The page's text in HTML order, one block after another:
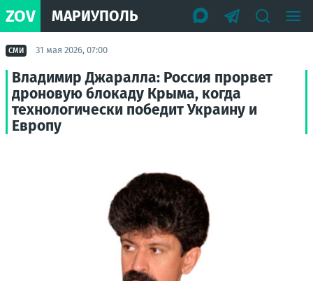
ZOV МАРИУПОЛЬ
СМИ 31 мая 2026, 07:00
Владимир Джаралла: Россия прорвет
дроновую блокаду Крыма, когда
технологически победит Украину и
Европу